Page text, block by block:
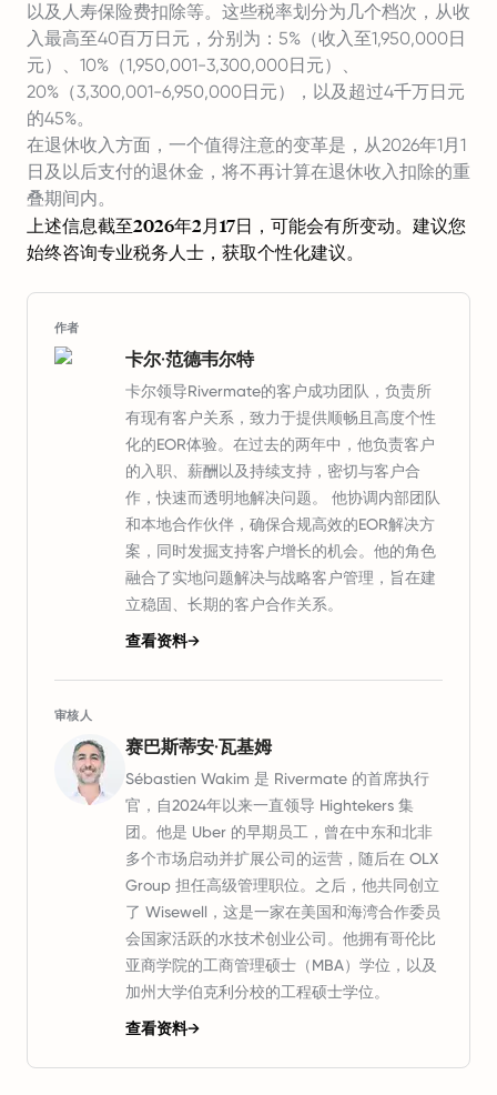
以及人寿保险费扣除等。这些税率划分为几个档次，从收
入最高至40百万日元，分别为：5%（收入至1,950,000日
元）、10%（1,950,001-3,300,000日元）、
20%（3,300,001-6,950,000日元），以及超过4千万日元
的45%。
在退休收入方面，一个值得注意的变革是，从2026年1月1
日及以后支付的退休金，将不再计算在退休收入扣除的重
叠期间内。
上述信息截至2026年2月17日，可能会有所变动。建议您
始终咨询专业税务人士，获取个性化建议。
作者
卡尔·范德韦尔特
卡尔领导Rivermate的客户成功团队，负责所
有现有客户关系，致力于提供顺畅且高度个性
化的EOR体验。在过去的两年中，他负责客户
的入职、薪酬以及持续支持，密切与客户合
作，快速而透明地解决问题。 他协调内部团队
和本地合作伙伴，确保合规高效的EOR解决方
案，同时发掘支持客户增长的机会。他的角色
融合了实地问题解决与战略客户管理，旨在建
立稳固、长期的客户合作关系。
查看资料→
审核人
赛巴斯蒂安·瓦基姆
Sébastien Wakim 是 Rivermate 的首席执行
官，自2024年以来一直领导 Hightekers 集
团。他是 Uber 的早期员工，曾在中东和北非
多个市场启动并扩展公司的运营，随后在 OLX
Group 担任高级管理职位。之后，他共同创立
了 Wisewell，这是一家在美国和海湾合作委员
会国家活跃的水技术创业公司。他拥有哥伦比
亚商学院的工商管理硕士（MBA）学位，以及
加州大学伯克利分校的工程硕士学位。
查看资料→